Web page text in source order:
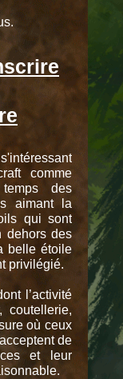
comme
des
aimant la
qui sont
dehors des
belle étoile
privilégié.
l’activité
où ceux
de
et leur